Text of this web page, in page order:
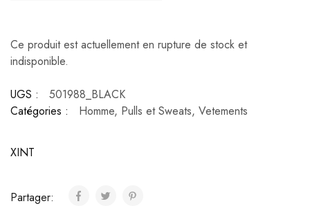
Ce produit est actuellement en rupture de stock et
indisponible.
UGS :
501988_BLACK
Catégories :
Homme, Pulls et Sweats, Vetements
XINT
Partager: